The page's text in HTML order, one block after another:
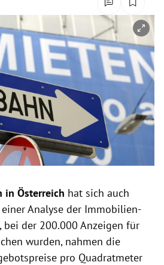
schließen
in Österreich hat sich auch
Analyse der Immobilien-
der 200.000 Anzeigen für
wurden, nahmen die
pro Quadratmeter